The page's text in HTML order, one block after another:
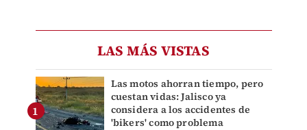
LAS MÁS VISTAS
Las motos ahorran tiempo, pero
cuestan vidas: Jalisco ya
considera a los accidentes de
'bikers' como problema